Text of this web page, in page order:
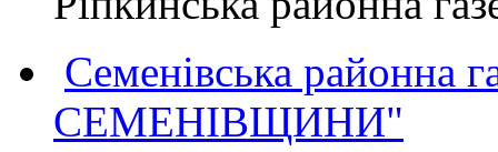
Семенівська районна
СЕМЕНІВЩИНИ"